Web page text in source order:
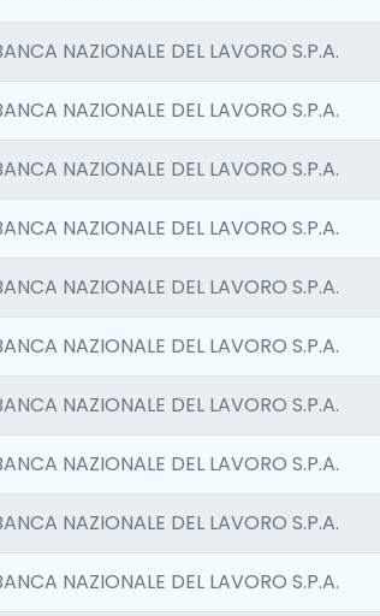
NAZIONALE DEL LAVORO S.P.A.
NAZIONALE DEL LAVORO S.P.A.
NAZIONALE DEL LAVORO S.P.A.
NAZIONALE DEL LAVORO S.P.A.
NAZIONALE DEL LAVORO S.P.A.
NAZIONALE DEL LAVORO S.P.A.
NAZIONALE DEL LAVORO S.P.A.
NAZIONALE DEL LAVORO S.P.A.
NAZIONALE DEL LAVORO S.P.A.
NAZIONALE DEL LAVORO S.P.A.